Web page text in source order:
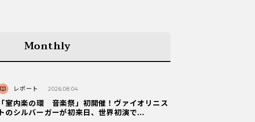
Monthly
レポート 2026.08.04
「室内楽の環 音楽祭」初開催！ヴァイオリニス
トのシルバーガーが初来日、世界初演で...